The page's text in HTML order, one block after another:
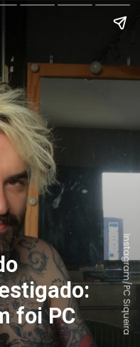
foi PC
Instagram/PC Siqueira